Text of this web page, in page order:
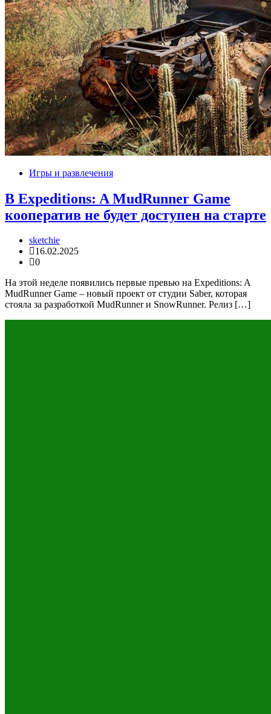
Игры и развлечения
В Expeditions: A MudRunner Game
кооператив не будет доступен на старте
sketchie
16.02.2025
0
На этой неделе появились первые превью на Expeditions: A
MudRunner Game – новый проект от студии Saber, которая
стояла за разработкой MudRunner и SnowRunner. Релиз […]